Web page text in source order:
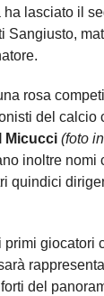
lasciato il
Sangiusto,
rosa
del calcio
Micucci (foto
inoltre nomi
quindici
giocatori
del